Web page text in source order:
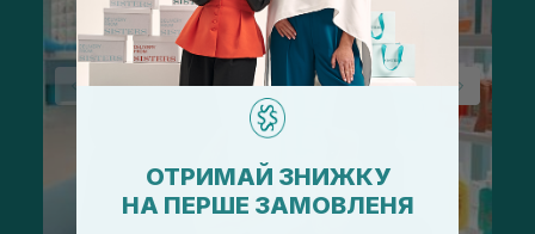
ОТРИМАЙ ЗНИЖКУ
НА ПЕРШЕ ЗАМОВЛЕНЯ